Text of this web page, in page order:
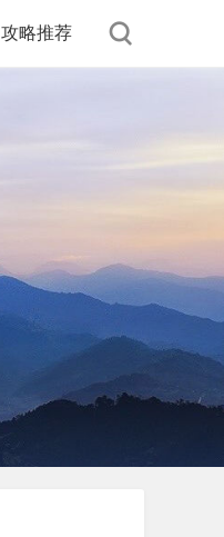
攻略推荐